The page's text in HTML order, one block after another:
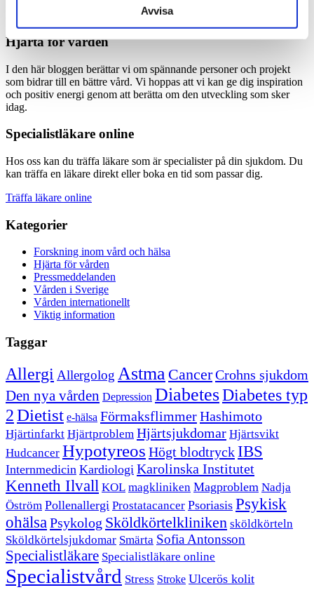
Avvisa
Hjärta för vården
I den här bloggen berättar vi om spännande personer och projekt
som bidrar till en bättre vård. Vi hoppas att vi kan ge dig inspiration
och positiv energi genom att berätta om den utveckling som sker
idag.
Specialistläkare online
Hos oss kan du träffa läkare som är specialister på din sjukdom. Du
kan träffa en läkare direkt eller boka en tid som passar dig.
Träffa läkare online
Kategorier
Forskning inom vård och hälsa
Hjärta för vården
Pressmeddelanden
Vården i Sverige
Vården internationellt
Viktig information
Taggar
Allergi Allergolog Astma CancerCrohns sjukdom
Den nya vården Depression DiabetesDiabetes typ
2Dietist e-hälsa FörmaksflimmerHashimoto
Hjärtinfarkt Hjärtproblem Hjärtsjukdomar Hjärtsvikt
Hudcancer Hypotyreos Högt blodtryckIBS
Internmedicin Kardiologi Karolinska Institutet
Kenneth Ilvall KOL magkliniken Magproblem Nadja
Öström Pollenallergi Prostatacancer Psoriasis Psykisk
ohälsa Psykolog Sköldkörtelkliniken sköldkörteln
Sköldkörtelsjukdomar Smärta Sofia Antonsson
Specialistläkare Specialistläkare online
Specialistvård Stress Stroke Ulcerös kolit